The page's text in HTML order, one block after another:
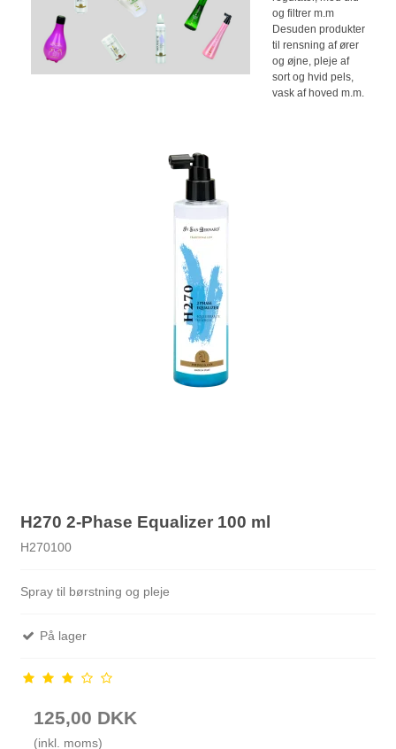
og filtrer m.m
Desuden produkter
til rensning af ører
og øjne, pleje af
sort og hvid pels,
vask af hoved m.m.
H270 2-Phase Equalizer 100 ml
H270100
Spray til børstning og pleje
På lager
125,00 DKK
(inkl. moms)